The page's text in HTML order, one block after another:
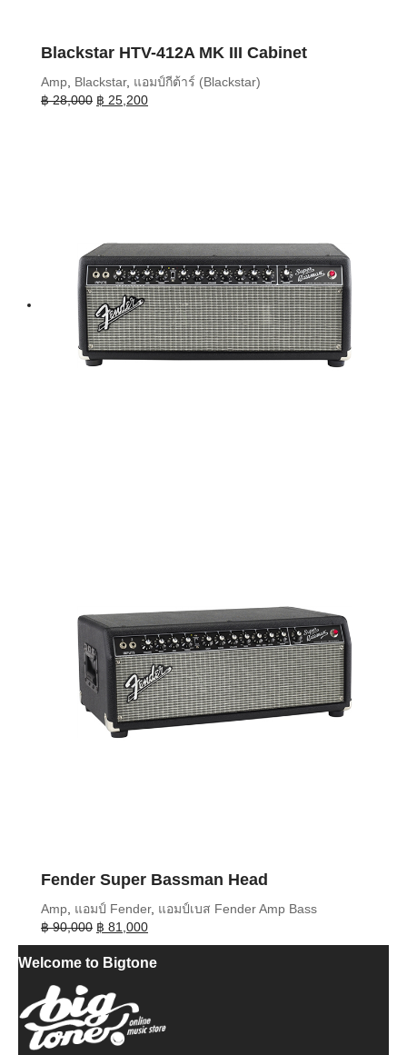
Blackstar HTV-412A MK III Cabinet
Amp Blackstar, แอมป์กีต้าร์ (Blackstar)
฿28,000 Original
฿ 25,200Current
Fender Super Bassman Head
Amp แอมป์ Fender, แอมป์เบส Fender Amp Bass
฿90,000 Original
price
was:
฿ 81,000Current
price
is:
Welcome to Bigtone